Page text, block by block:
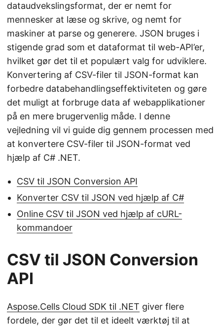
dataudvekslingsformat, der er nemt for
mennesker at læse og skrive, og nemt for
maskiner at parse og generere. JSON bruges i
stigende grad som et dataformat til web-API’er,
hvilket gør det til et populært valg for udviklere.
Konvertering af CSV-filer til JSON-format kan
forbedre databehandlingseffektiviteten og gøre
det muligt at forbruge data af webapplikationer
på en mere brugervenlig måde. I denne
vejledning vil vi guide dig gennem processen med
at konvertere CSV-filer til JSON-format ved
hjælp af C# .NET.
CSV til JSON Conversion API
Konverter CSV til JSON ved hjælp af C#
Online CSV til JSON ved hjælp af cURL-
kommandoer
CSV til JSON Conversion
API
Aspose.Cells Cloud SDK til .NET giver flere
fordele, der gør det til et ideelt værktøj til at